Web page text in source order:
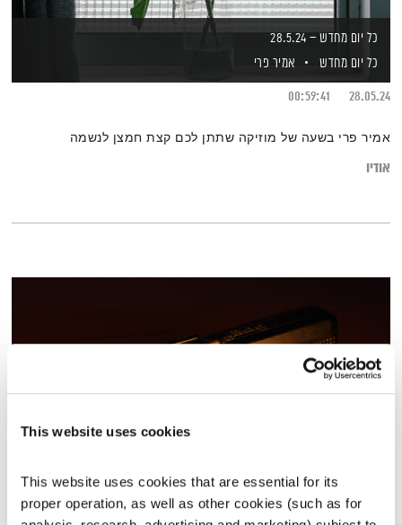
This website uses cookies
This website uses cookies that are essential for its
proper operation, as well as other cookies (such as for
כל יום מחדש – 28.5.24
כל יום מחדש
אמיר פרי
28.05.24
00:59:41
אמיר פרי בשעה של מוזיקה שתתן לכם קצת חמצן לנשמה
אודיו
כל יום מחדש – 4.3.26
כל יום מחדש
אמיר פרי